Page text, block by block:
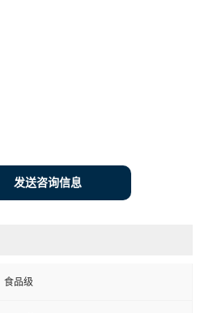
发送咨询信息
食品级